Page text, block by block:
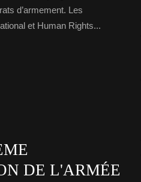
d’armement. Les
et Human Rights...
DE L'ARMÉE